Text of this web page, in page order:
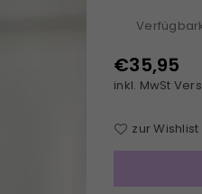
Normaler
Preis
€35,95
inkl. MwSt
zur